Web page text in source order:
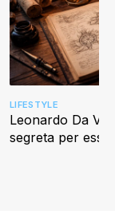
Leonardo Da
segreta per
LIFESTYLE